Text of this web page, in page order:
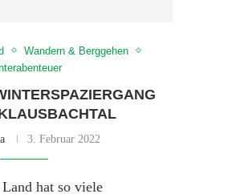
Wandern & Berggehen
3. Februar 2022
hat so viele